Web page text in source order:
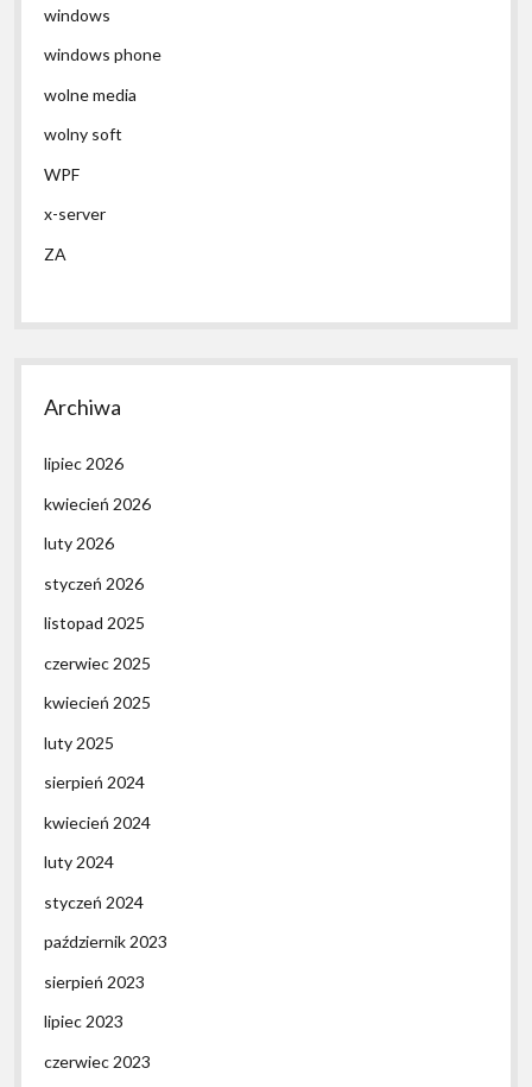
windows
windows phone
wolne media
wolny soft
WPF
x-server
ZA
Archiwa
lipiec 2026
kwiecień 2026
luty 2026
styczeń 2026
listopad 2025
czerwiec 2025
kwiecień 2025
luty 2025
sierpień 2024
kwiecień 2024
luty 2024
styczeń 2024
październik 2023
sierpień 2023
lipiec 2023
czerwiec 2023